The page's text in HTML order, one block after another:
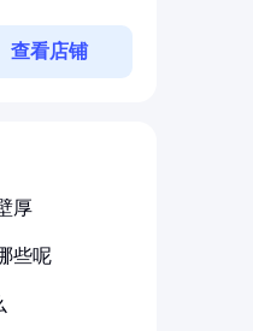
查看店铺
厚
些呢